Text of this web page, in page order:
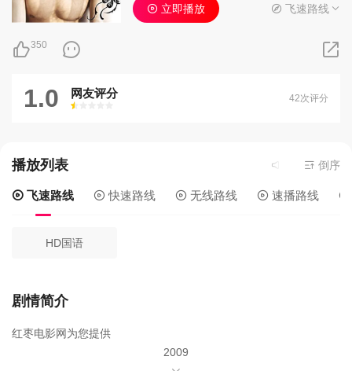
350
立即播放 飞速路线
1.0 网友评分
很差
较差还行推荐力荐
42次评分
播放列表 当前资源来源
倒序
飞速路线 快速路线 无线路线 速播路线
HD国语
剧情简介
红枣电影网为您提供
2009